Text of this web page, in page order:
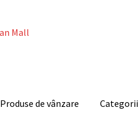
Produse de vânzare Categorii